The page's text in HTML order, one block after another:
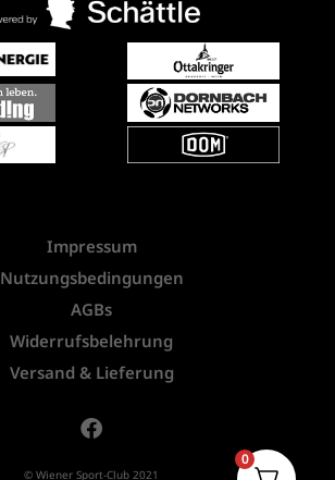
Impressum
Nutzungsbedingungen
AGBs
Widerrufsbelehrung
Versand & Lieferung
© Wiener Sport-Club 2021
0